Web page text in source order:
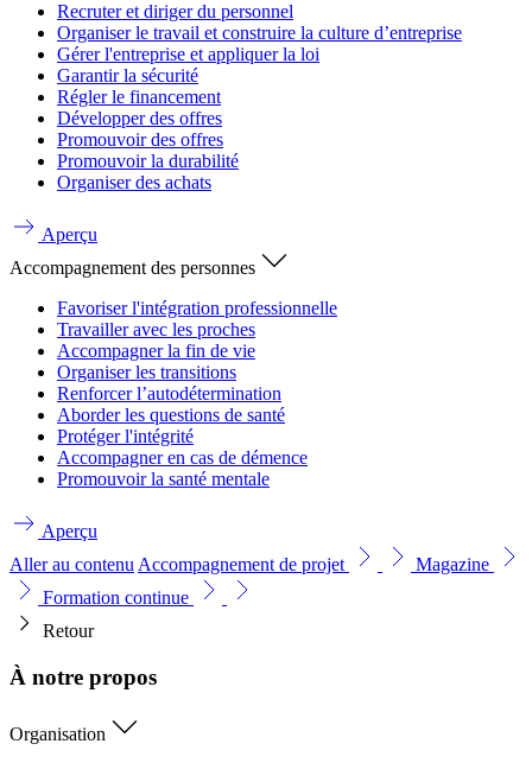
Recruter et diriger du personnel
Organiser le travail et construire la culture d’entreprise
Gérer l'entreprise et appliquer la loi
Garantir la sécurité
Régler le financement
Développer des offres
Promouvoir des offres
Promouvoir la durabilité
Organiser des achats
Aperçu
Accompagnement des personnes
Favoriser l'intégration professionnelle
Travailler avec les proches
Accompagner la fin de vie
Organiser les transitions
Renforcer l’autodétermination
Aborder les questions de santé
Protéger l'intégrité
Accompagner en cas de démence
Promouvoir la santé mentale
Aperçu
Aller au contenu Accompagnement de projet
Magazine
Formation continue
Retour
À notre propos
Organisation